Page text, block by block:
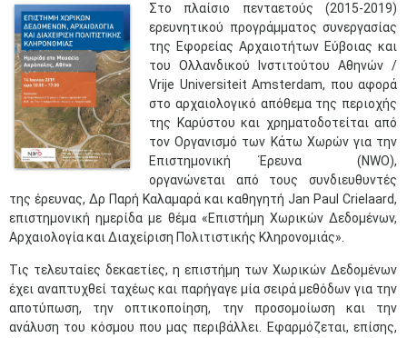
Στο πλαίσιο πενταετούς (2015-2019)
ερευνητικού προγράμματος συνεργασίας
της Εφορείας Αρχαιοτήτων Εύβοιας και
του Ολλανδικού Ινστιτούτου Αθηνών /
Vrije Universiteit Amsterdam, που αφορά
στο αρχαιολογικό απόθεμα της περιοχής
της Καρύστου και χρηματοδοτείται από
τον Οργανισμό των Κάτω Χωρών για την
Επιστημονική Έρευνα (NWO),
οργανώνεται από τους συνδιευθυντές
της έρευνας, Δρ Παρή Καλαμαρά και καθηγητή Jan Paul Crielaard,
επιστημονική ημερίδα με θέμα «Επιστήμη Χωρικών Δεδομένων,
Αρχαιολογία και Διαχείριση Πολιτιστικής Κληρονομιάς».
Τις τελευταίες δεκαετίες, η επιστήμη των Χωρικών Δεδομένων
έχει αναπτυχθεί ταχέως και παρήγαγε μία σειρά μεθόδων για την
αποτύπωση, την οπτικοποίηση, την προσομοίωση και την
ανάλυση του κόσμου που μας περιβάλλει. Εφαρμόζεται, επίσης,